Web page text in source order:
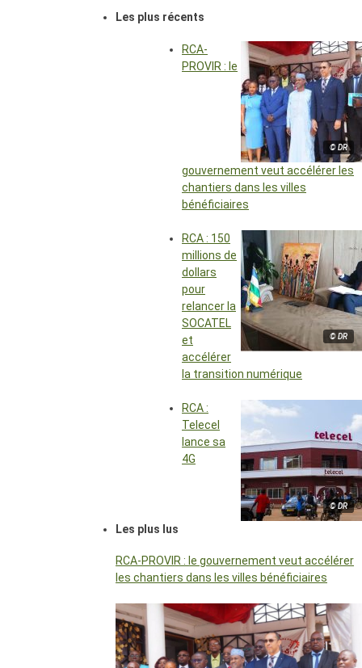
Les plus récents
© DR
RCA-
PROVIR : le
gouvernement veut accélérer les
chantiers dans les villes
bénéficiaires
© DR
RCA : 150
millions de
dollars
pour
relancer la
SOCATEL
et
accélérer
la transition numérique
© DR
RCA :
Telecel
lance sa
4G
Les plus lus
RCA-PROVIR : le gouvernement veut accélérer
les chantiers dans les villes bénéficiaires